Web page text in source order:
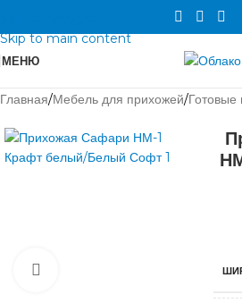
Skip to main content
МЕНЮ
Главная/Мебель для прихожей/Готовые